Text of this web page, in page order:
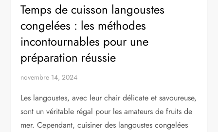
Temps de cuisson langoustes
congelées : les méthodes
incontournables pour une
préparation réussie
novembre 14, 2024
Les langoustes, avec leur chair délicate et savoureuse,
sont un véritable régal pour les amateurs de fruits de
mer. Cependant, cuisiner des langoustes congelées